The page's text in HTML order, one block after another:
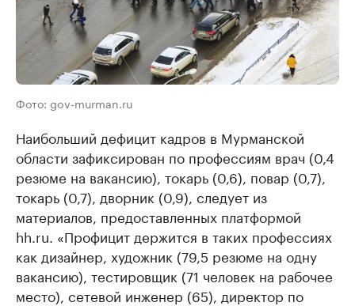
Фото: gov-murman.ru
Наибольший дефицит кадров в Мурманской
области зафиксирован по профессиям врач (0,4
резюме на вакансию), токарь (0,6), повар (0,7),
токарь (0,7), дворник (0,9), следует из
материалов, предоставленных платформой
hh.ru. «Профицит держится в таких профессиях
как дизайнер, художник (79,5 резюме на одну
вакансию), тестировщик (71 человек на рабочее
место), сетевой инженер (65), директор по